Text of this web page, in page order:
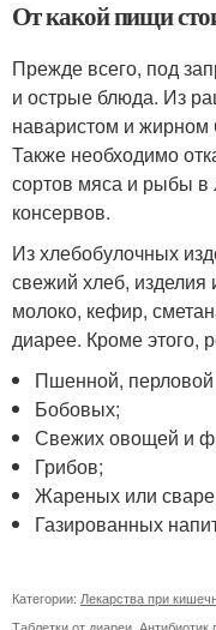
От какой пищи
Прежде всего, под
и острые блюда. Из
наваристом и
Также необходимо
сортов мяса и рыбы в
консервов.
Из хлебобулочных
свежий хлеб, изделия
молоко, кефир,
диарее. Кроме этого,
Пшенной,
Бобовых;
Свежих овощей и
Грибов;
Жареных или
Газированных
Категории: Лекарства при